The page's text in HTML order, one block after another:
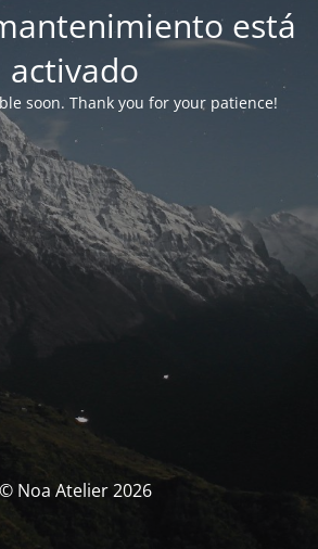
está
activado
soon. Thank you for your patience!
© Noa Atelier 2026